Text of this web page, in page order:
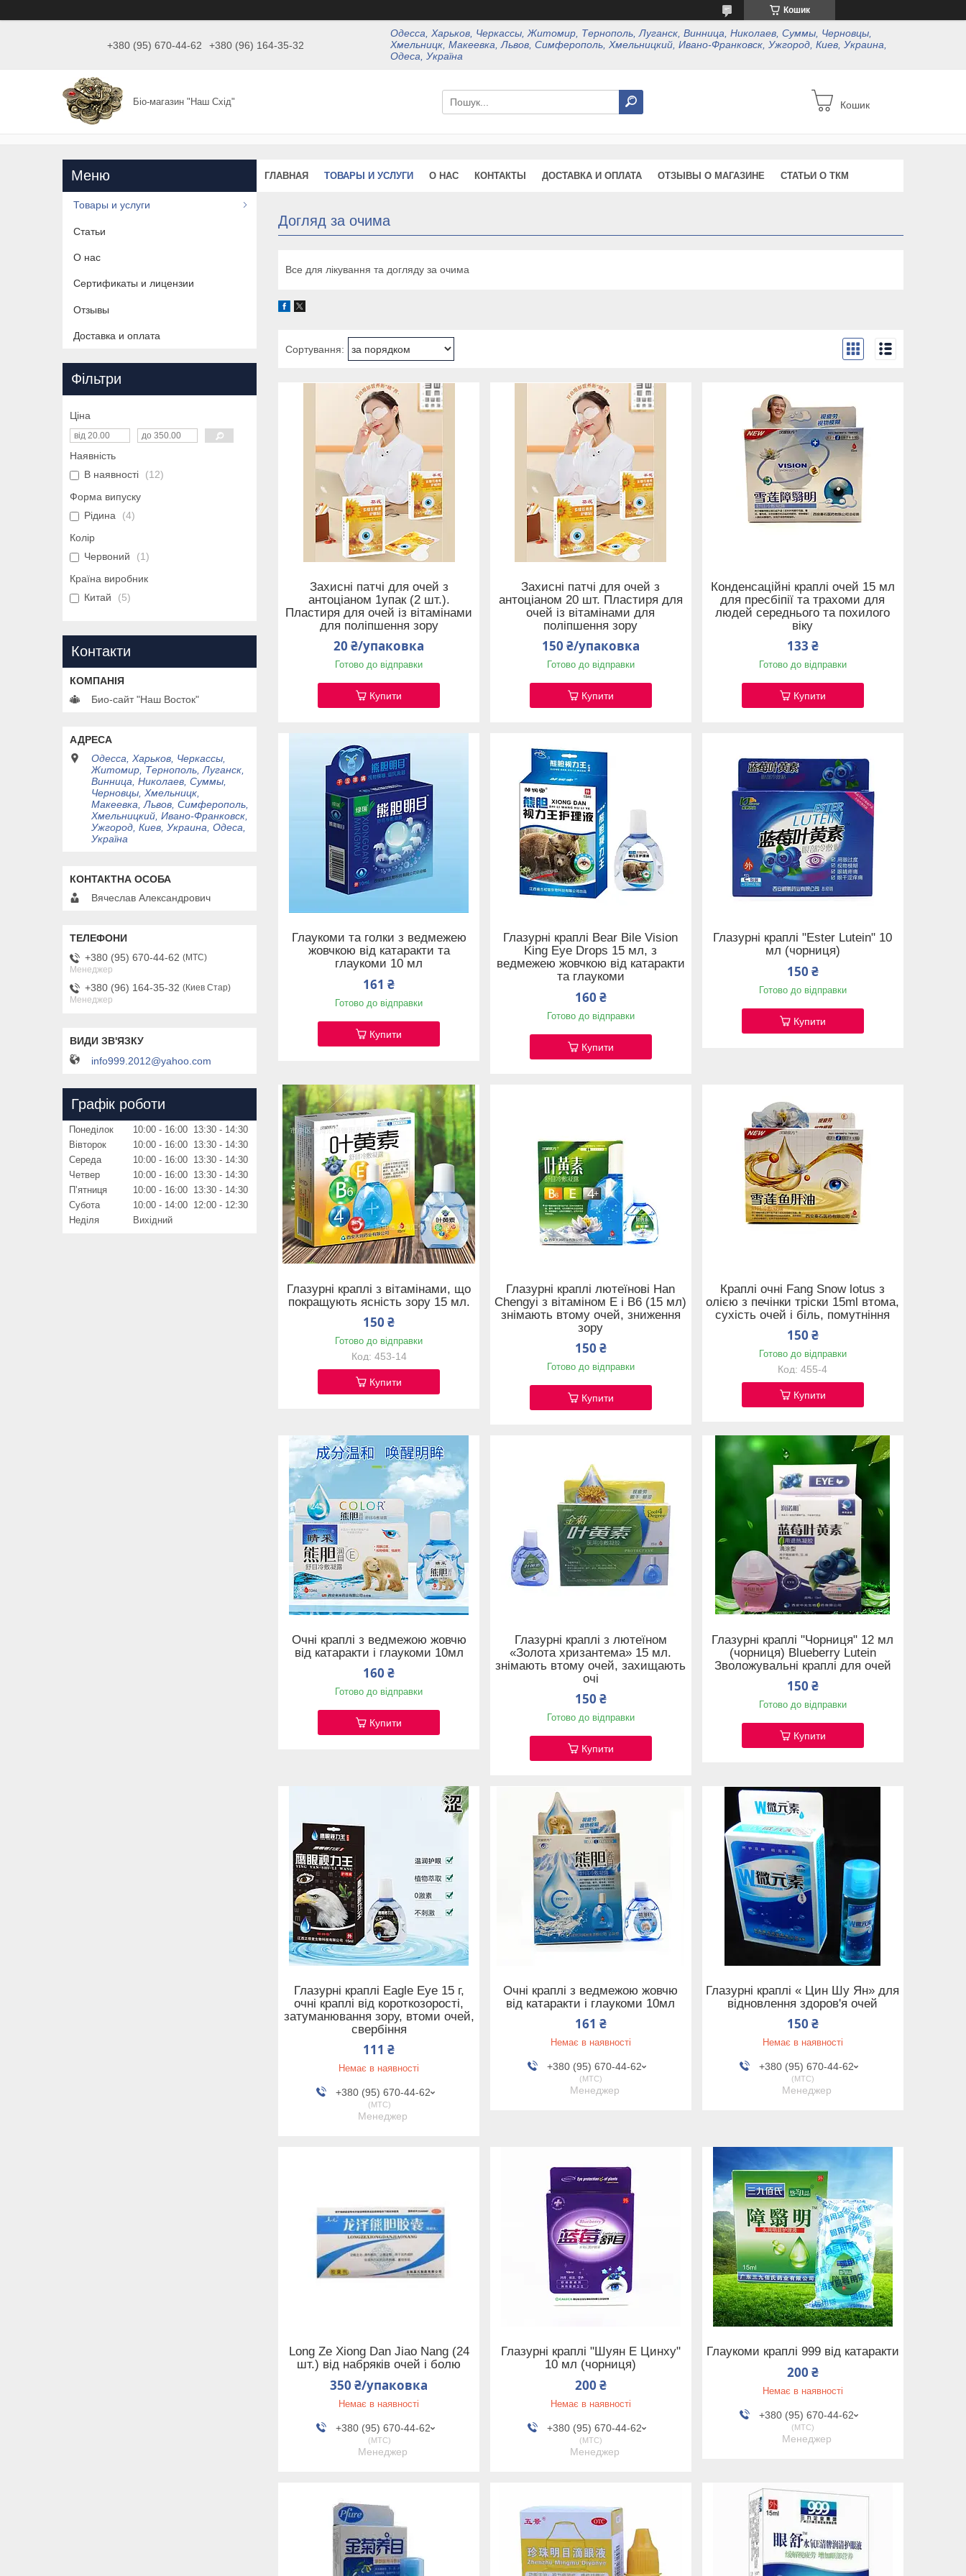
Кошик
+380 (95) 670-44-62 +380 (96) 164-35-32
Одесса, Харьков, Черкассы, Житомир, Тернополь, Луганск, Винница, Николаев, Суммы, Черновцы,
Хмельницк, Макеевка, Львов, Симферополь, Хмельницкий, Ивано-Франковск, Ужгород, Киев, Украина,
Одеса, Україна
Біо-магазин "Наш Схід" Кошик
ГЛАВНАЯ ТОВАРЫ И УСЛУГИ О НАС КОНТАКТЫ ДОСТАВКА И ОПЛАТА ОТЗЫВЫ О МАГАЗИНЕ СТАТЬИ О ТКМ
Догляд за очима
Все для лікування та догляду за очима
Захисні патчі для очей з
антоціаном 1упак (2 шт.).
Пластиря для очей із вітамінами
для поліпшення зору
20 ₴/упаковка
Готово до відправки
Купити
Захисні патчі для очей з
антоціаном 20 шт. Пластиря для
очей із вітамінами для
поліпшення зору
150 ₴/упаковка
Готово до відправки
Купити
Конденсаційні краплі очей 15 мл
для пресбіпії та трахоми для
людей середнього та похилого
віку
133 ₴
Готово до відправки
Купити
Глаукоми та голки з ведмежею
жовчкою від катаракти та
глаукоми 10 мл
161 ₴
Готово до відправки
Купити
Глазурні краплі Bear Bile Vision
King Eye Drops 15 мл, з
ведмежею жовчкою від катаракти
та глаукоми
160 ₴
Готово до відправки
Купити
Глазурні краплі "Ester Lutein" 10
мл (чорниця)
150 ₴
Готово до відправки
Купити
Глазурні краплі з вітамінами, що
покращують ясність зору 15 мл.
150 ₴
Готово до відправки
453-14
Купити
Глазурні краплі лютеїнові Han
Chengyi з вітаміном Е і В6 (15 мл)
знімають втому очей, зниження
зору
150 ₴
Готово до відправки
Купити
Краплі очні Fang Snow lotus з
олією з печінки тріски 15ml втома,
сухість очей і біль, помутніння
150 ₴
Готово до відправки
455-4
Купити
Очні краплі з ведмежою жовчю
від катаракти і глаукоми 10мл
160 ₴
Готово до відправки
Купити
Глазурні краплі з лютеїном
«Золота хризантема» 15 мл.
знімають втому очей, захищають
очі
150 ₴
Готово до відправки
Купити
Глазурні краплі "Чорниця" 12 мл
(чорниця) Blueberry Lutein
Зволожувальні краплі для очей
150 ₴
Готово до відправки
Купити
Глазурні краплі Eagle Eye 15 г,
очні краплі від короткозорості,
затуманювання зору, втоми очей,
свербіння
111 ₴
Немає в наявності
+380 (95) 670-44-62
МТС
Менеджер
Очні краплі з ведмежою жовчю
від катаракти і глаукоми 10мл
161 ₴
Немає в наявності
+380 (95) 670-44-62
МТС
Менеджер
Глазурні краплі « Цин Шу Ян» для
відновлення здоров'я очей
150 ₴
Немає в наявності
+380 (95) 670-44-62
МТС
Менеджер
Long Ze Xiong Dan Jiao Nang (24
шт.) від набряків очей і болю
350 ₴/упаковка
Немає в наявності
+380 (95) 670-44-62
МТС
Менеджер
Глазурні краплі "Шуян Е Цинху"
10 мл (чорниця)
200 ₴
Немає в наявності
+380 (95) 670-44-62
МТС
Менеджер
Глаукоми краплі 999 від катаракти
200 ₴
Немає в наявності
+380 (95) 670-44-62
МТС
Менеджер
Товары и услуги
Статьи
О нас
Сертификаты и лицензии
Отзывы
Доставка и оплата
Фільтри
Ціна
Наявність
В наявності
12
Форма випуску
Рідина
4
Колір
Червоний
1
Країна виробник
Китай
5
Контакти
Био-сайт "Наш Восток"
Одесса, Харьков, Черкассы,
Житомир, Тернополь, Луганск,
Винница, Николаев, Суммы,
Черновцы, Хмельницк,
Макеевка, Львов, Симферополь,
Хмельницкий, Ивано-Франковск,
Ужгород, Киев, Украина, Одеса,
Україна
Вячеслав Александрович
+380 (95) 670-44-62
МТС
Менеджер
+380 (96) 164-35-32
Киев Стар
Менеджер
info999.2012@yahoo.com
Графік роботи
Понеділок 10:00 16:00 13:30
14:30
Вівторок
10:00 16:00 13:30
14:30
Середа
10:00 16:00 13:30
14:30
Четвер
10:00 16:00 13:30
14:30
Пʼятниця
10:00 16:00 13:30
14:30
Субота
10:00 14:00 12:00
12:30
Неділя
Вихідний